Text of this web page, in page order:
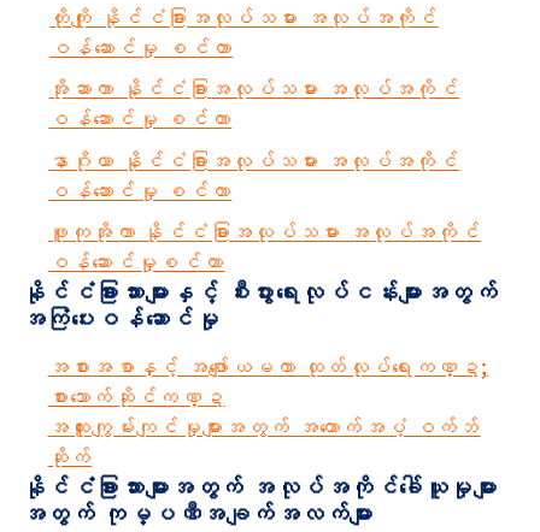
တိုကျို နိုင်ငံခြားအလုပ်သမား အလုပ်အကိုင်
ဝန်ဆောင်မှု စင်တာ
အိုဆာကာ နိုင်ငံခြားအလုပ်သမား အလုပ်အကိုင်
ဝန်ဆောင်မှု စင်တာ
နာဂိုယာ နိုင်ငံခြားအလုပ်သမား အလုပ်အကိုင်
ဝန်ဆောင်မှု စင်တာ
ဖူကုအိုကာ နိုင်ငံခြားအလုပ်သမား အလုပ်အကိုင်
ဝန်ဆောင်မှုစင်တာ
နိုင်ငံခြားသားများနှင့် စီးပွားရေးလုပ်ငန်းများအတွက်
အကြံပေးဝန်ဆောင်မှု
အစားအစာနှင့် အဖျော်ယမကာ ထုတ်လုပ်ရေးကဏ္ဍ;
စားသောက်ဆိုင်ကဏ္ဍ
အထူးကျွမ်းကျင်မှုများအတွက် အထောက်အပံ့ ဝက်ဘ်
ဆိုက်
နိုင်ငံခြားသားများအတွက် အလုပ်အကိုင်ခေါ်ယူမှုများ
အတွက် ကုမ္ပဏီအချက်အလက်များ